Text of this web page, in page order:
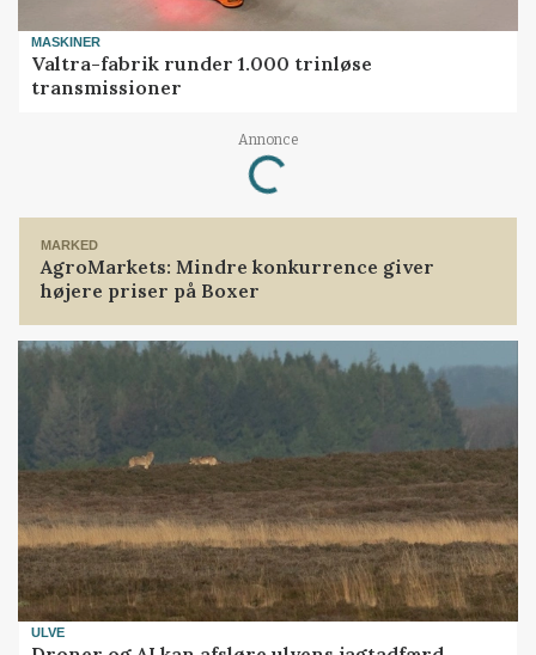
MASKINER
Valtra-fabrik runder 1.000 trinløse
transmissioner
Annonce
Loading...
MARKED
AgroMarkets: Mindre konkurrence giver
højere priser på Boxer
ULVE